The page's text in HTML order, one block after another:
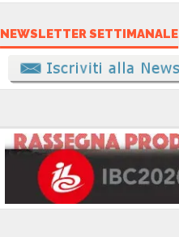
NEWSLETTER SETTIMANALE